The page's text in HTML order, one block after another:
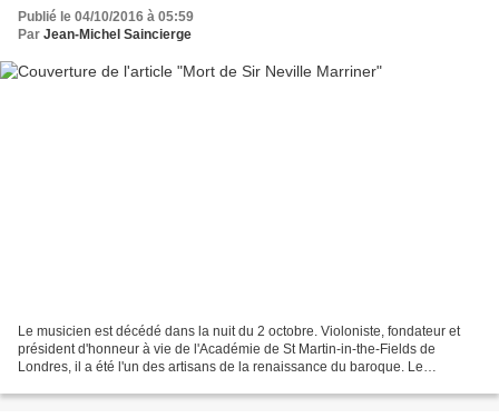
Publié le 04/10/2016 à 05:59
Par Jean-Michel Saincierge
Le musicien est décédé dans la nuit du 2 octobre. Violoniste, fondateur et
président d'honneur à vie de l'Académie de St Martin-in-the-Fields de
Londres, il a été l'un des artisans de la renaissance du baroque. Le